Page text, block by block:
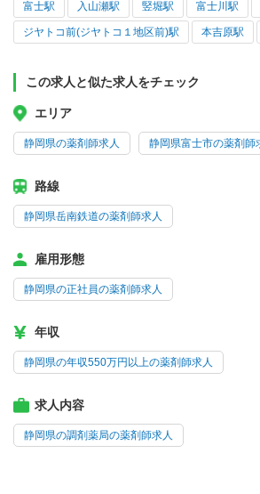
富士駅 入山瀬駅 竪堀駅 富士川駅
ジヤトコ前(ジヤトコ１地区前)駅 本吉原駅
この求人と似た求人をチェック
エリア
静岡県の薬剤師求人 静岡県富士市の薬剤師
路線
静岡県岳南鉄道の薬剤師求人
雇用形態
静岡県の正社員の薬剤師求人
年収
静岡県の年収550万円以上の薬剤師求人
求人内容
静岡県の調剤薬局の薬剤師求人